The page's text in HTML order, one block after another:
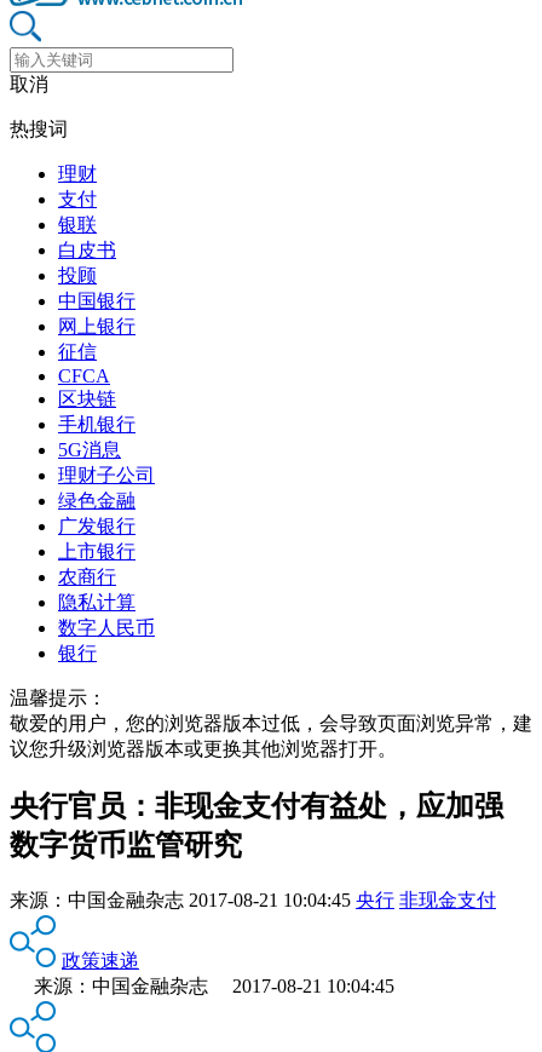
取消
热搜词
理财
支付
银联
白皮书
投顾
中国银行
网上银行
征信
CFCA
区块链
手机银行
5G消息
理财子公司
绿色金融
广发银行
上市银行
农商行
隐私计算
数字人民币
银行
温馨提示：
敬爱的用户，您的浏览器版本过低，会导致页面浏览异常，建
议您升级浏览器版本或更换其他浏览器打开。
央行官员：非现金支付有益处，应加强
数字货币监管研究
来源： 中国金融杂志 2017-08-21 10:04:45 央行 非现金支付
政策速递
来源：中国金融杂志 2017-08-21 10:04:45